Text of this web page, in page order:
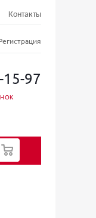
Контакты
97
0